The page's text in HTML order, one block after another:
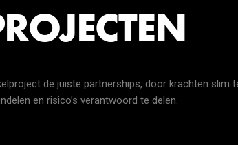
de juiste partnerships, door krachten slim
en risico’s verantwoord te delen.